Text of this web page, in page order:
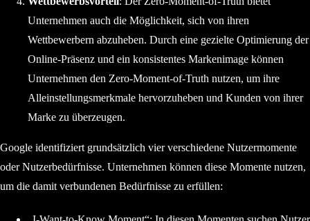
Unternehmen auch die Möglichkeit, sich von ihren
Wettbewerbern abzuheben. Durch eine gezielte Optimierung der
Online-Präsenz und ein konsistentes Markenimage können
Unternehmen den Zero-Moment-of-Truth nutzen, um ihre
Alleinstellungsmerkmale hervorzuheben und Kunden von ihrer
Marke zu überzeugen.
Google identifiziert grundsätzlich vier verschiedene Nutzermomente
oder Nutzerbedürfnisse. Unternehmen können diese Momente nutzen,
um die damit verbundenen Bedürfnisse zu erfüllen: